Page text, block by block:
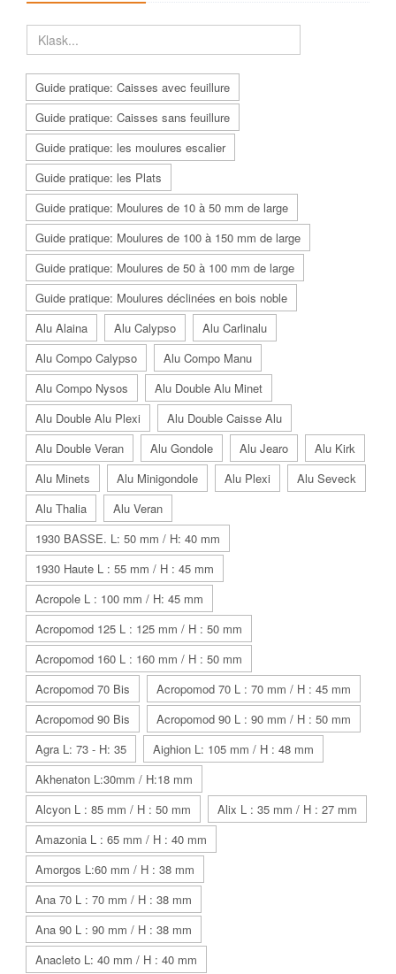
Guide pratique: Caisses avec feuillure
Guide pratique: Caisses sans feuillure
Guide pratique: les moulures escalier
Guide pratique: les Plats
Guide pratique: Moulures de 10 à 50 mm de large
Guide pratique: Moulures de 100 à 150 mm de large
Guide pratique: Moulures de 50 à 100 mm de large
Guide pratique: Moulures déclinées en bois noble
Alu Alaina
Alu Calypso
Alu Carlinalu
Alu Compo Calypso
Alu Compo Manu
Alu Compo Nysos
Alu Double Alu Minet
Alu Double Alu Plexi
Alu Double Caisse Alu
Alu Double Veran
Alu Gondole Alu Jearo
Alu Kirk
Alu Minets
Alu Minigondole Alu Plexi
Alu Seveck
Alu Thalia
Alu Veran
1930 BASSE. L: 50 mm / H: 40 mm
1930 Haute L : 55 mm / H : 45 mm
Acropole L : 100 mm / H: 45 mm
Acropomod 125 L : 125 mm / H : 50 mm
Acropomod 160 L : 160 mm / H : 50 mm
Acropomod 70 Bis
Acropomod 70 L : 70 mm / H : 45 mm
Acropomod 90 Bis
Acropomod 90 L : 90 mm / H : 50 mm
Agra L: 73 - H: 35
Aighion L: 105 mm / H : 48 mm
Akhenaton L:30mm / H:18 mm
Alcyon L : 85 mm / H : 50 mm
Alix L : 35 mm / H : 27 mm
Amazonia L : 65 mm / H : 40 mm
Amorgos L:60 mm / H : 38 mm
Ana 70 L : 70 mm / H : 38 mm
Ana 90 L : 90 mm / H : 38 mm
Anacleto L: 40 mm / H : 40 mm